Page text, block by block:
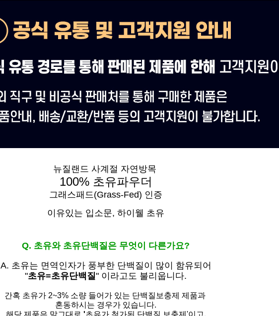
뉴질랜드 사계절 자연방목
100% 초유파우더
그래스패드(Grass-Fed) 인증
이유있는 입소문, 하이웰 초유
Q. 초유와 초유단백질은 무엇이 다른가요?
A. 초유는 면역인자가 풍부한 단백질이 많이 함유되어
"초유=초유단백질" 이라고도 불리웁니다.
간혹 초유가 2~3% 소량 들어가 있는 단백질보충제 제품과
혼동하시는 경우가 있습니다.